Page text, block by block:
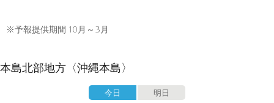
※予報提供期間 10月～3月
本島北部地方〈沖縄本島〉
今日 明日